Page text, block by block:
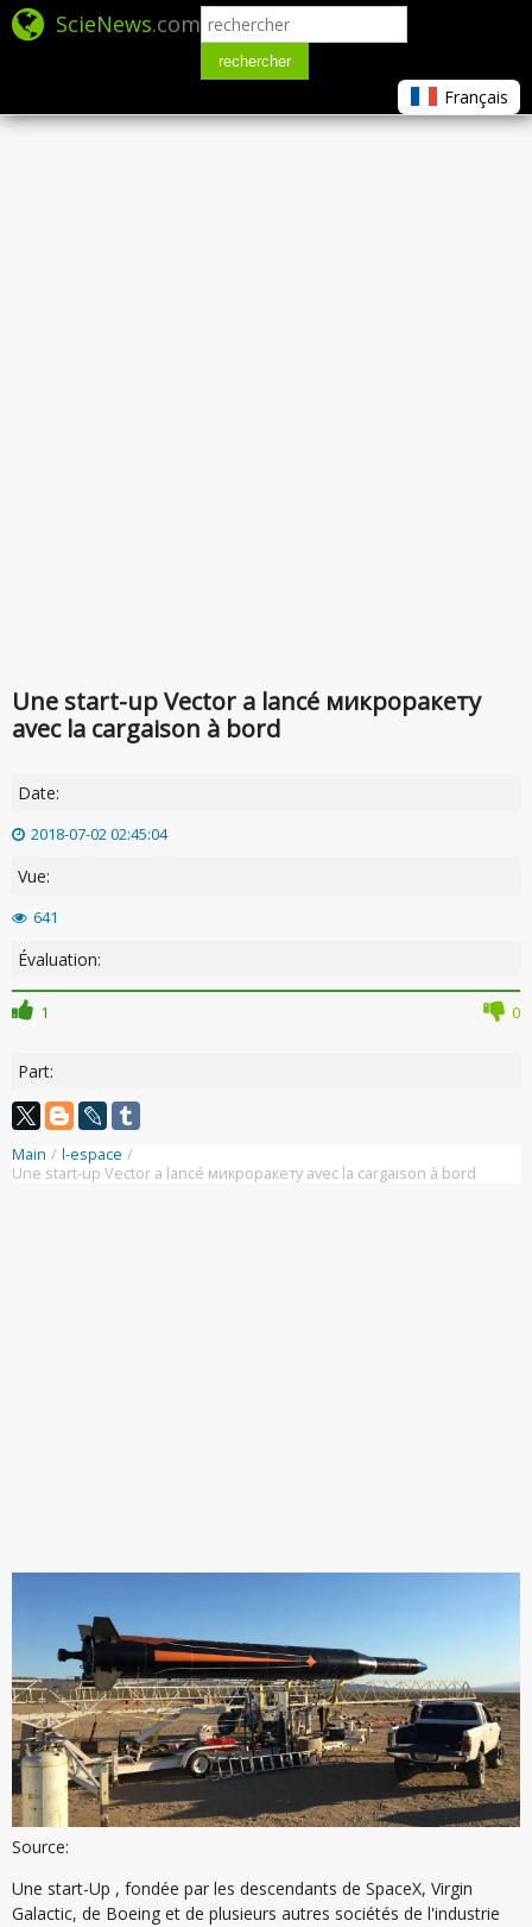
ScieNews.com
rechercher
Français
Une start-up Vector a lancé микроракету
avec la cargaison à bord
Date:
2018-07-02 02:45:04
Vue:
641
Évaluation:
1 0
Part:
Main / l-espace /
Une start-up Vector a lancé микроракету avec la cargaison à bord
Source:
Une start-Up , fondée par les descendants de SpaceX, Virgin
Galactic, de Boeing et de plusieurs autres sociétés de l'industrie